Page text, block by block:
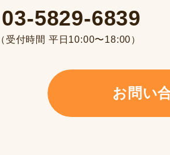
03-5829-6839
（受付時間 平日10:00〜18:00）
お問い